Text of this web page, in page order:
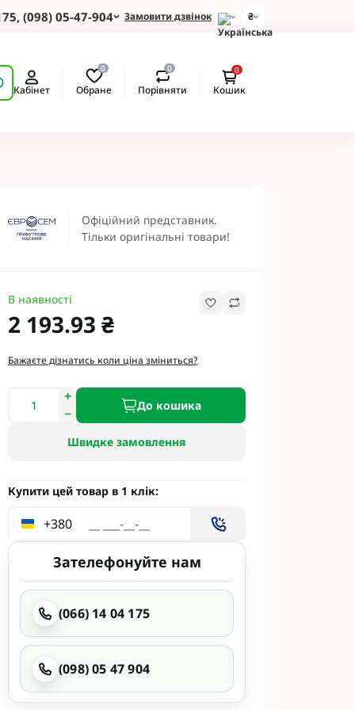
(098) 05-47-904 Замовити дзвінок ₴
Кабінет
0
Обране
0
Порівняти
0
Кошик
під
Під
Раундап
Зернових
для Соняшнику
Картоплі
ЮА
Офіційний представник.
Тільки оригінальні товари!
В наявності
2 193.93 ₴
Бажаєте дізнатись коли ціна зміниться?
До кошика
Швидке замовлення
Купити цей товар в 1 клік:
+380
Зателефонуйте нам
(066) 14 04 175
(098) 05 47 904